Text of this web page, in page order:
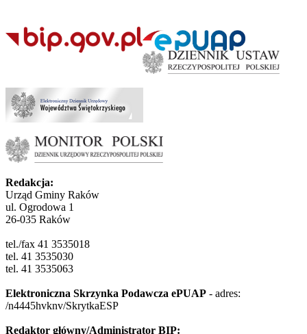
Redakcja:
Urząd Gminy Raków
ul. Ogrodowa 1
26-035 Raków
tel./fax 41 3535018
tel. 41 3535030
tel. 41 3535063
Elektroniczna Skrzynka Podawcza ePUAP - adres:
/n4445hvknv/SkrytkaESP
Redaktor główny/Administrator BIP: